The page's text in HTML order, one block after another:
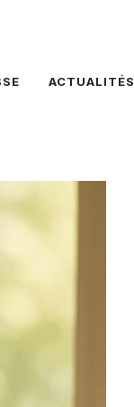
ACTUALITÉS